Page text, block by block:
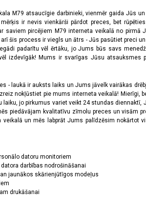
M79 atsaucīgie darbinieki, vienmēr gaida Jūs
ir nevis vienkārši pārdot preces, bet
saviem pircējiem M79 interneta veikalā no
šis process ir viegls un ātrs - Jūs pasūtiet preci
padarītu vēl ērtāku, jo Jums būs savs
izdevīgāk! Mums ir svarīgas Jūsu
- laukā ir auksts laiks un Jums jāvelk vairākas
nokļūstiet pie mums interneta veikalā! Mierīgi,
jo pirkumus variet veikt 24 stundas
piedāvājam kvalitatīvu zīmolu preces un
un mēs labprāt Jums palīdzēsim
datoru monitoriem
darbības nodrošināšanai
jaunākos skārienjūtīgos modeļus
drukāšanai